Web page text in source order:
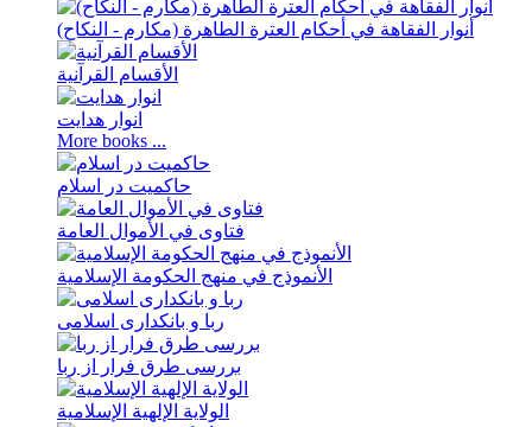
أنوار الفقاهة في أحکام العترة الطاهرة (مکارم - النکاح)
الأقسام القرآنية
انوار هدايت
More books ...
حاکمیت در اسلام
فتاوی في الأموال العامة
الأنموذج في منهج الحکومة الإسلامیة
ربا و بانکداری اسلامی
بررسی طرق فرار از ربا
الولایة الإلهیة الإسلامیة